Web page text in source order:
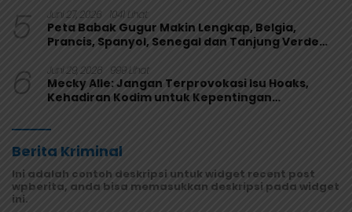
5 Juni 27, 2026 1041 Lihat
Peta Babak Gugur Makin Lengkap, Belgia,
Prancis, Spanyol, Senegal dan Tanjung Verde
6 Juni 29, 2026 999 Lihat
Mecky Alle: Jangan Terprovokasi Isu Hoaks,
Kehadiran Kodim untuk Kepentingan
Berita Kriminal
Ini adalah contoh deskripsi untuk widget recent post
wpberita, anda bisa memasukkan deskripsi pada widget
ini.